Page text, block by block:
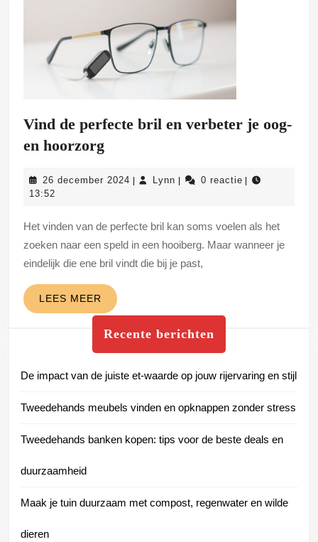
Vind de perfecte bril en verbeter je oog-
en hoorzorgVind
perfecte
en
verbeter
je
oog-
en
hoorzorg
26 december 2024 26
Lynn Lynn 0 reactie
13:52
Het vinden van de perfecte bril kan soms voelen als het
zoeken naar een speld in een hooiberg. Maar wanneer je
eindelijk die ene bril vindt die bij je past,
LEES MEER LEES
MEER
Recente berichten
De impact van de juiste et-waarde op jouw rijervaring en stijl
Tweedehands meubels vinden en opknappen zonder stress
Tweedehands banken kopen: tips voor de beste deals en
duurzaamheid
Maak je tuin duurzaam met compost, regenwater en wilde
dieren